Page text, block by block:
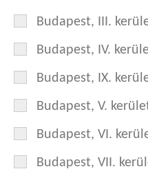
Budapest, III.
Budapest, IV.
Budapest, IX.
Budapest, V.
Budapest, VI.
Budapest, VII.